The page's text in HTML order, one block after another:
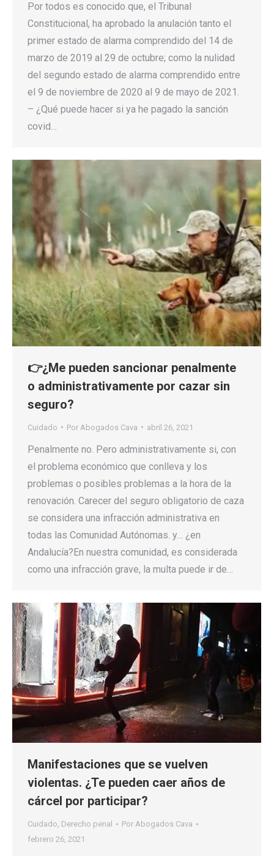
Por todos es conocido que, el Tribunal
Constitucional, ha aprobado la anulación tanto el
primer estado de alarma comprendido del 14 de
marzo de 2019 al 29 de octubre; como la nulidad
del segundo estado de alarma comprendido entre
el 9 de noviembre de 2020 al 9 de mayo de 2021.
– ¿Qué puede hacer si ya he pagado la sanción
covid…
👉¿Me pueden sancionar penalmente
o administrativamente por cazar sin
seguro?
Cuidado Por Abogados Cava abril 26, 2021
Penalmente no. Pero administrativamente si, con
el problema económico que conlleva y los
problemas o posibles problemas a la hora de la
renovación. Carecer del seguro obligatorio de caza
se considera una infracción administrativa en
todas las Comunidad Autónomas. y… ¿en
Andalucía?En nuestra comunidad, es considerada
como una infracción grave, la multa puede ir de…
Manifestaciones que se vuelven
violentas. ¿Te pueden caer años de
cárcel por participar?
Cuidado, Derecho penal Por Abogados Cava
febrero 26, 2021